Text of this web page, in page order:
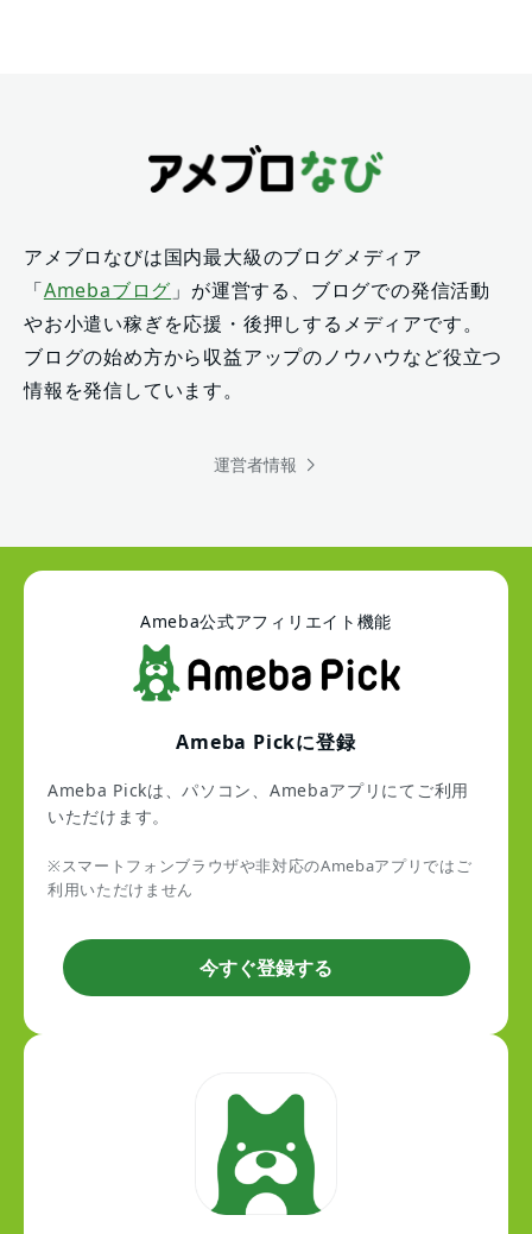
アメブロなびは国内最大級のブログメディア
「Amebaブログ 」が運営する、ブログでの発信活動
やお小遣い稼ぎを応援・後押しするメディアです。
ブログの始め方から収益アップのノウハウなど役立つ
情報を発信しています。
運営者情報
Ameba公式アフィリエイト機能
Ameba Pickに登録
Ameba Pickは、パソコン、Amebaアプリにてご利用
いただけます。
※スマートフォンブラウザや非対応のAmebaアプリではご
利用いただけません
今すぐ登録する